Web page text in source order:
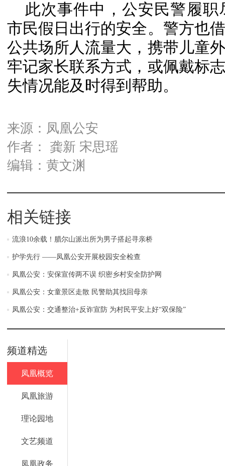
此次事件中，公安民警履
市民假日出行的安全。警方也
公共场所人流量大，携带儿童
牢记家长联系方式，或佩戴标
失情况能及时得到帮助。
来源：凤凰公安
作者： 龚新 宋思瑶
编辑：黄文渊
相关链接
流浪10余载！腊尔山派出所为男子搭起寻亲桥
护学先行 ——凤凰公安开展校园安全检查
凤凰公安：安保宣传两不误 织密乡村安全防护网
凤凰公安：女童景区走散 民警助其找回母亲
凤凰公安：交通整治+反诈宣防 为村民平安上好“双保险”
频道精选
凤凰概览
凤凰旅游
理论园地
文艺频道
凤凰政务